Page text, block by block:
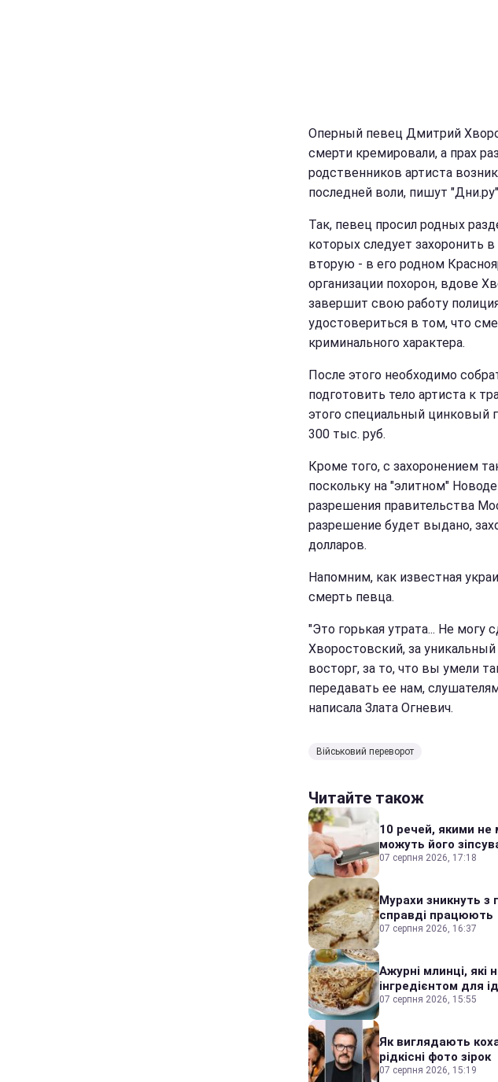
Оперный певец Дмитрий
смерти кремировали, а прах
родственников артиста
последней воли, пишут
Так, певец просил родных
которых следует захоронить
вторую - в его родном
организации похорон, вдове
завершит свою работу
удостовериться в том, что
криминального характера.
После этого необходимо
подготовить тело артиста к
этого специальный цинковый
300 тыс. руб.
Кроме того, с захоронением
поскольку на "элитном"
разрешения правительства
разрешение будет выдано,
долларов.
Напомним, как известная
смерть певца.
"Это горькая утрата... Не могу
Хворостовский, за
восторг, за то, что вы умели
передавать ее нам,
написала Злата Огневич.
Військовий переворот
Читайте також
10 речей, якими не
можуть його
07 серпня 2026, 17:18
Мурахи зникнуть з
справді працюють
07 серпня 2026, 16:37
Ажурні млинці, які
інгредієнтом для
07 серпня 2026, 15:55
Як виглядають
рідкісні фото зірок
07 серпня 2026, 15:19